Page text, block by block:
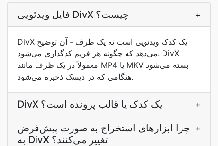
فایل ویدئویی DivX چیست؟ +
DivX یک کدک ویدئویی است نه یک ظرف - آن توضیح
می‌دهد که چگونه هر فریم کدگذاری می‌شود. DivX
معمولاً در یک ظرف مانند MP4 یا MKV بسته می‌شود
هنگامی که در دیسک ذخیره می‌شود.
DivX یک کدک یا قالب پرونده است؟ +
چرا ابزارهای استخراج به صورت پیش‌فرض
به DivX تغییر می‌کنند؟
+